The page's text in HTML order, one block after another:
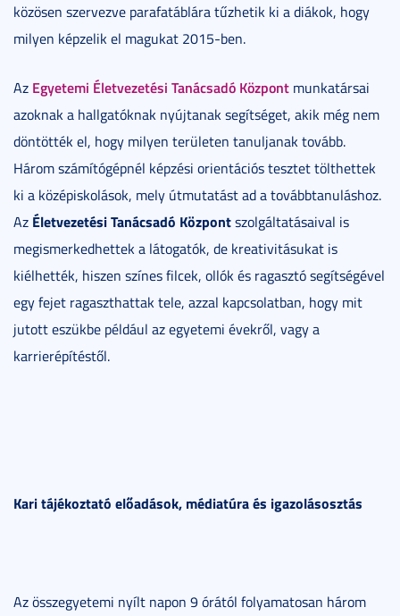
közösen szervezve parafatáblára tűzhetik ki a diákok, hogy
milyen képzelik el magukat 2015-ben.
Az Egyetemi Életvezetési Tanácsadó Központ munkatársai
azoknak a hallgatóknak nyújtanak segítséget, akik még nem
döntötték el, hogy milyen területen tanuljanak tovább.
Három számítógépnél képzési orientációs tesztet tölthettek
ki a középiskolások, mely útmutatást ad a továbbtanuláshoz.
Az Életvezetési Tanácsadó Központszolgáltatásaival is
megismerkedhettek a látogatók, de kreativitásukat is
kiélhették, hiszen színes filcek, ollók és ragasztó segítségével
egy fejet ragaszthattak tele, azzal kapcsolatban, hogy mit
jutott eszükbe például az egyetemi évekről, vagy a
karrierépítéstől.
Kari tájékoztató előadások, médiatúra és igazolásosztás
Az összegyetemi nyílt napon 9 órától folyamatosan három